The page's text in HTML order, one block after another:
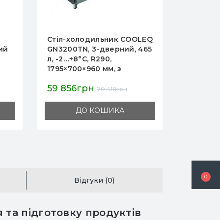
0
Стіл з холодильильною
шафою COOLEQ S901, 257
л, 2 двері, +2…+8°C, R290,
900×700×860 мм, гарантія
31 309грн 36 834грн
ДО КОШИКА
Відгуки (0)
підготовку продуктів